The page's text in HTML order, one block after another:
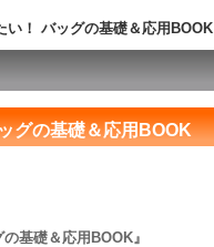
い！ バッグの基礎＆応用BOOK
グの基礎＆応用BOOK
基礎＆応用BOOK』